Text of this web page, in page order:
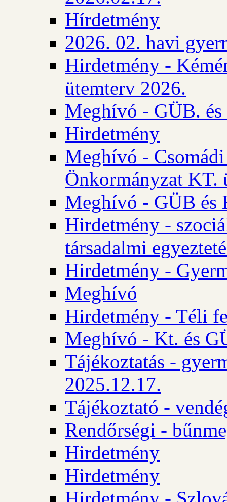
Hírdetmény
2026. 02. havi
Hirdetmény -
ütemterv 2026.
Meghívó - GÜB.
Hirdetmény
Meghívó -
Önkormányzat KT.
Meghívó - GÜB és
Hirdetmény -
társadalmi
Hirdetmény -
Meghívó
Hirdetmény - Téli
Meghívó - Kt. és
Tájékoztatás -
2025.12.17.
Tájékoztató -
Rendőrségi -
Hirdetmény
Hirdetmény